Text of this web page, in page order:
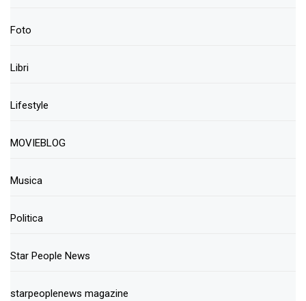
Foto
Libri
Lifestyle
MOVIEBLOG
Musica
Politica
Star People News
starpeoplenews magazine